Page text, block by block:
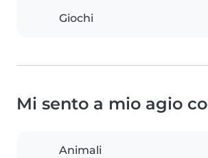
Giochi
Mi sento a mio agio
Animali